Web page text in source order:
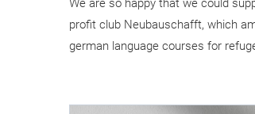
We are so happy that we could
profit club Neubauschafft, which
german language courses for